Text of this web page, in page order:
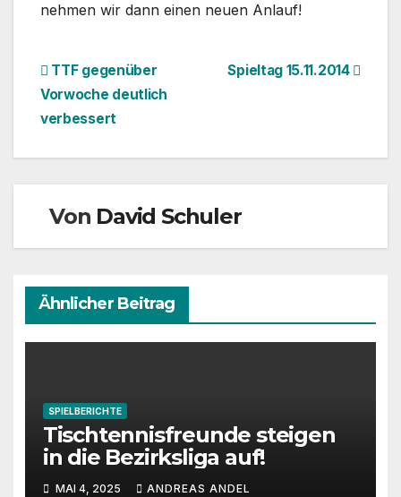
nehmen wir dann einen neuen Anlauf!
Beitragsnavigation
Spieltag 15.11.2014
TTF gegenüber
Vorwoche deutlich
verbessert
Von David Schuler
Ähnlicher Beitrag
SPIELBERICHTE
Tischtennisfreunde steigen
in die Bezirksliga auf!
MAI 4, 2025 ANDREAS ANDEL